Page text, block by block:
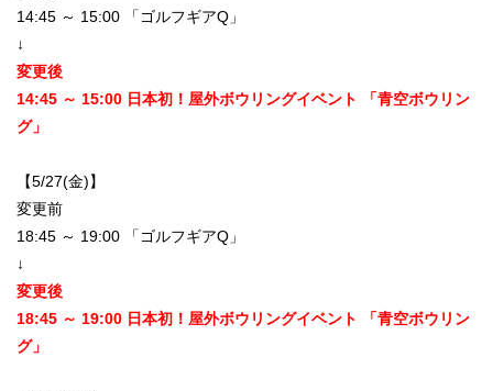
14:45 ～ 15:00 「ゴルフギアQ」
↓
変更後
14:45 ～ 15:00 日本初！屋外ボウリングイベント 「青空ボウリン
グ」
【5/27(金)】
変更前
18:45 ～ 19:00 「ゴルフギアQ」
↓
変更後
18:45 ～ 19:00 日本初！屋外ボウリングイベント 「青空ボウリン
グ」